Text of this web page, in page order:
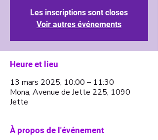
Les inscriptions sont closes
Voir autres événements
Heure et lieu
13 mars 2025, 10:00 – 11:30
Mona, Avenue de Jette 225, 1090
Jette
À propos de l'événement